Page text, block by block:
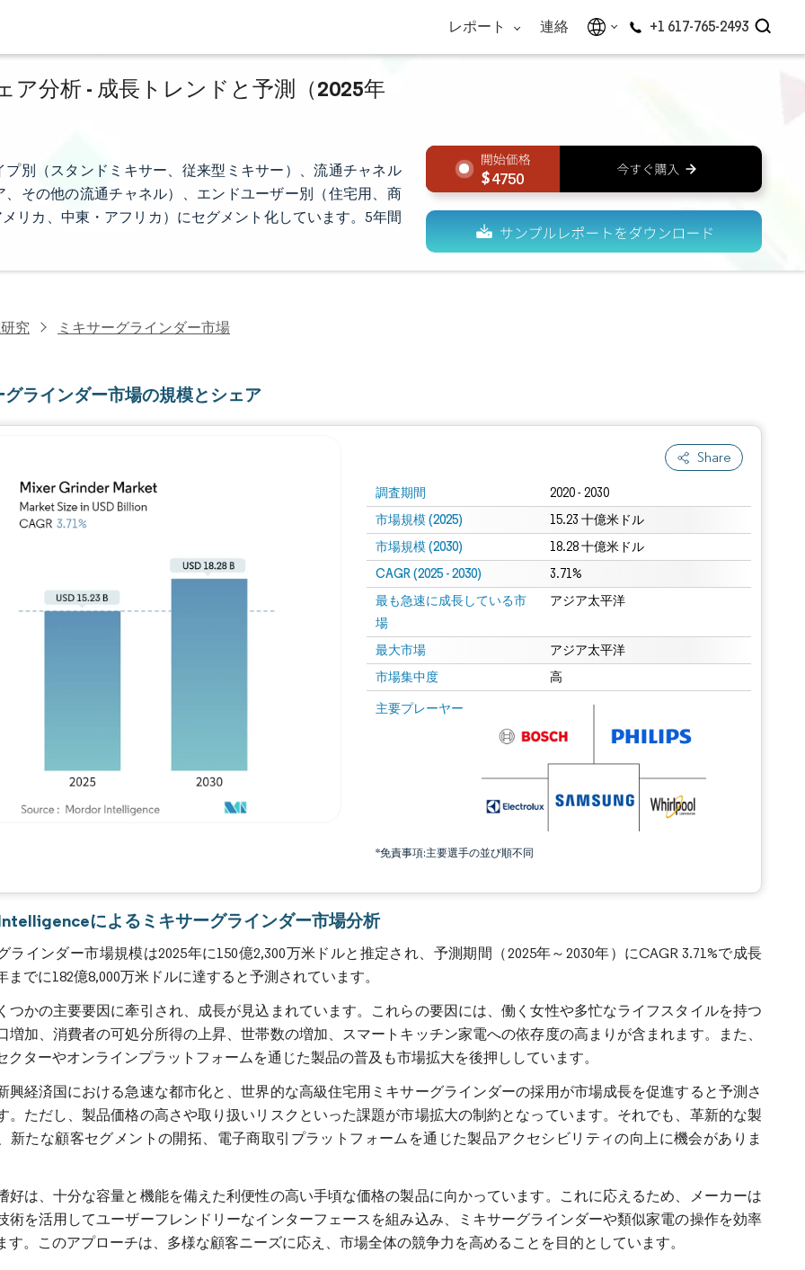
レポート 連絡 +1 617-765-2493
ア分析 - 成長トレンドと予測（2025年
別（スタンドミキサー、従来型ミキサー）、流通チャネル
その他の流通チャネル）、エンドユーザー別（住宅用、商
リカ、中東・アフリカ）にセグメント化しています。5年間
4750
究 ミキサーグラインダー市場
グラインダー市場の規模とシェア
Share
調査期間 2020 - 2030
市場規模 (2025) 15.23 十億米ドル
市場規模 (2030) 18.28 十億米ドル
CAGR (2025 - 2030) 3.71%
最も急速に成長している市
場
アジア太平洋
最大市場 アジア太平洋
市場集中度 高
主要プレーヤー
*免責事項:主要選手の並び順不同
によるミキサーグラインダー市場分析
ラインダー市場規模は2025年に150億2,300万米ドルと推定され、予測期間（2025年～2030年）にCAGR 3.71%で成長
までに182億8,000万米ドルに達すると予測されています。
つかの主要要因に牽引され、成長が見込まれています。これらの要因には、働く女性や多忙なライフスタイルを持つ
増加、消費者の可処分所得の上昇、世帯数の増加、スマートキッチン家電への依存度の高まりが含まれます。また、
クターやオンラインプラットフォームを通じた製品の普及も市場拡大を後押ししています。
興経済国における急速な都市化と、世界的な高級住宅用ミキサーグラインダーの採用が市場成長を促進すると予測さ
。ただし、製品価格の高さや取り扱いリスクといった課題が市場拡大の制約となっています。それでも、革新的な製
新たな顧客セグメントの開拓、電子商取引プラットフォームを通じた製品アクセシビリティの向上に機会がありま
好は、十分な容量と機能を備えた利便性の高い手頃な価格の製品に向かっています。これに応えるため、メーカーは
術を活用してユーザーフレンドリーなインターフェースを組み込み、ミキサーグラインダーや類似家電の操作を効率
す。このアプローチは、多様な顧客ニーズに応え、市場全体の競争力を高めることを目的としています。